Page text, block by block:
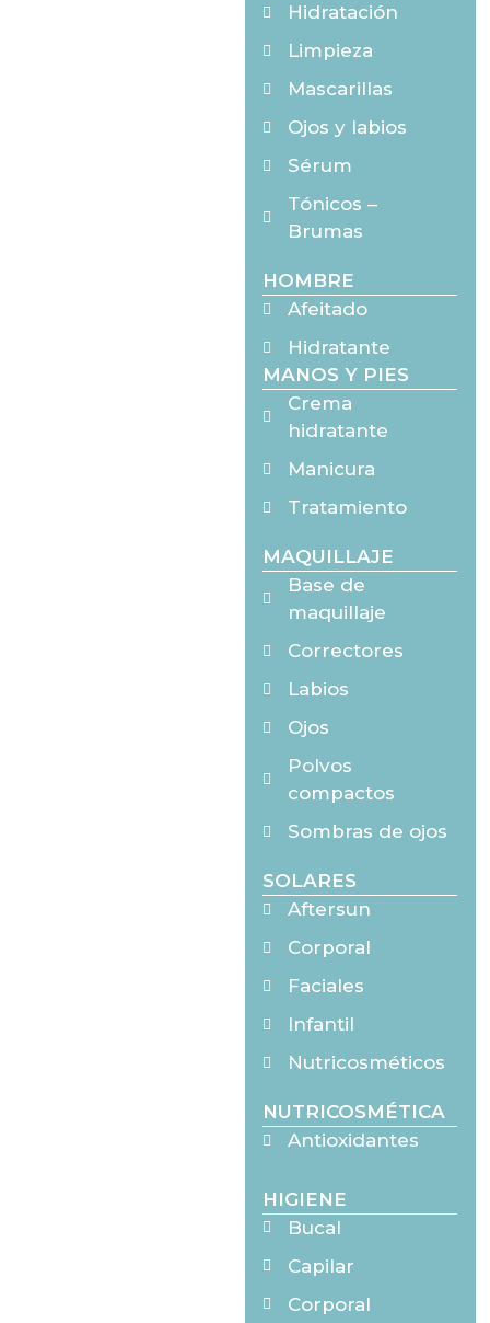
Hidratación
Limpieza
Mascarillas
Ojos y labios
Sérum
Tónicos –
Brumas
HOMBRE
Afeitado
Hidratante
MANOS Y PIES
Crema
hidratante
Manicura
Tratamiento
MAQUILLAJE
Base de
maquillaje
Correctores
Labios
Ojos
Polvos
compactos
Sombras de ojos
SOLARES
Aftersun
Corporal
Faciales
Infantil
Nutricosméticos
NUTRICOSMÉTICA
Antioxidantes
HIGIENE
Bucal
Capilar
Corporal